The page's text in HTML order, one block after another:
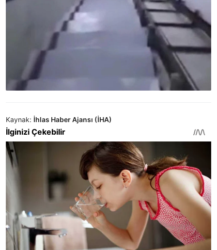
Kaynak: İhlas Haber Ajansı (İHA)